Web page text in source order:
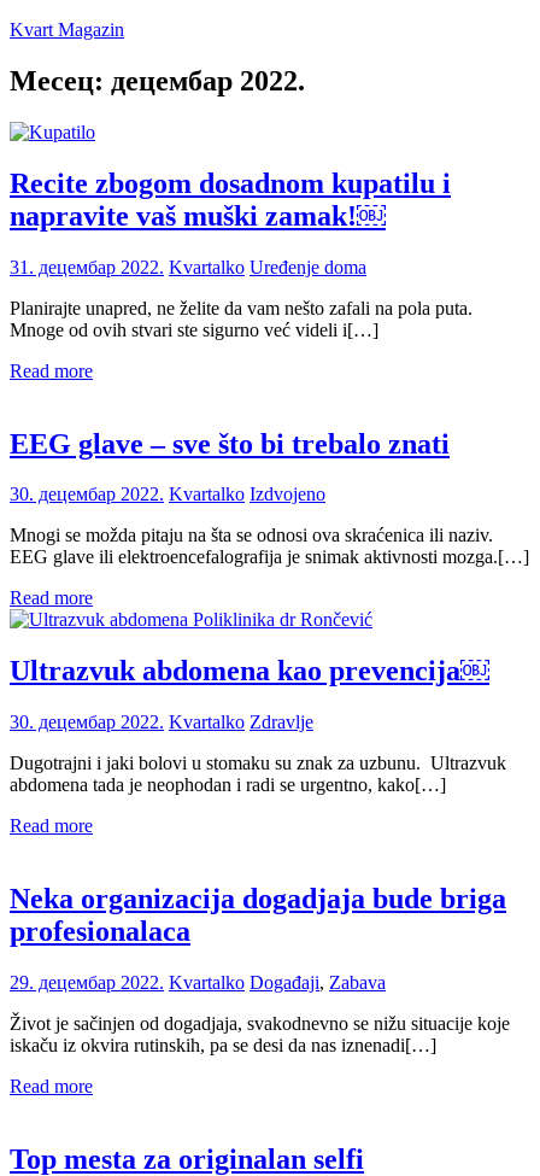
Skip
content
Kvart Magazin
Na
od
Месец: децембар 2022.
Recite zbogom dosadnom kupatilu i
napravite vaš muški zamak!￼
31. децембар 2022. Kvartalko Uređenje doma
Planirajte unapred, ne želite da vam nešto zafali na pola puta.
Mnoge od ovih stvari ste sigurno već videli i[…]
Read more
EEG glave – sve što bi trebalo znati
30. децембар 2022. Kvartalko Izdvojeno
Mnogi se možda pitaju na šta se odnosi ova skraćenica ili naziv.
EEG glave ili elektroencefalografija je snimak aktivnosti mozga.[…]
Read more
Ultrazvuk abdomena kao prevencija￼
30. децембар 2022. Kvartalko Zdravlje
Dugotrajni i jaki bolovi u stomaku su znak za uzbunu. Ultrazvuk
abdomena tada je neophodan i radi se urgentno, kako[…]
Read more
Neka organizacija dogadjaja bude briga
profesionalaca
29. децембар 2022. Kvartalko Događaji, Zabava
Život je sačinjen od dogadjaja, svakodnevno se nižu situacije koje
iskaču iz okvira rutinskih, pa se desi da nas iznenadi[…]
Read more
Top mesta za originalan selfi